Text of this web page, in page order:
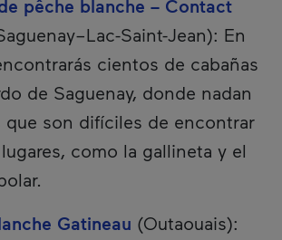
pêche blanche – Contact
Saint-Jean): En
cientos de cabañas
de Saguenay, donde nadan
que son difíciles de encontrar
como la gallineta y el
Gatineau (Outaouais):